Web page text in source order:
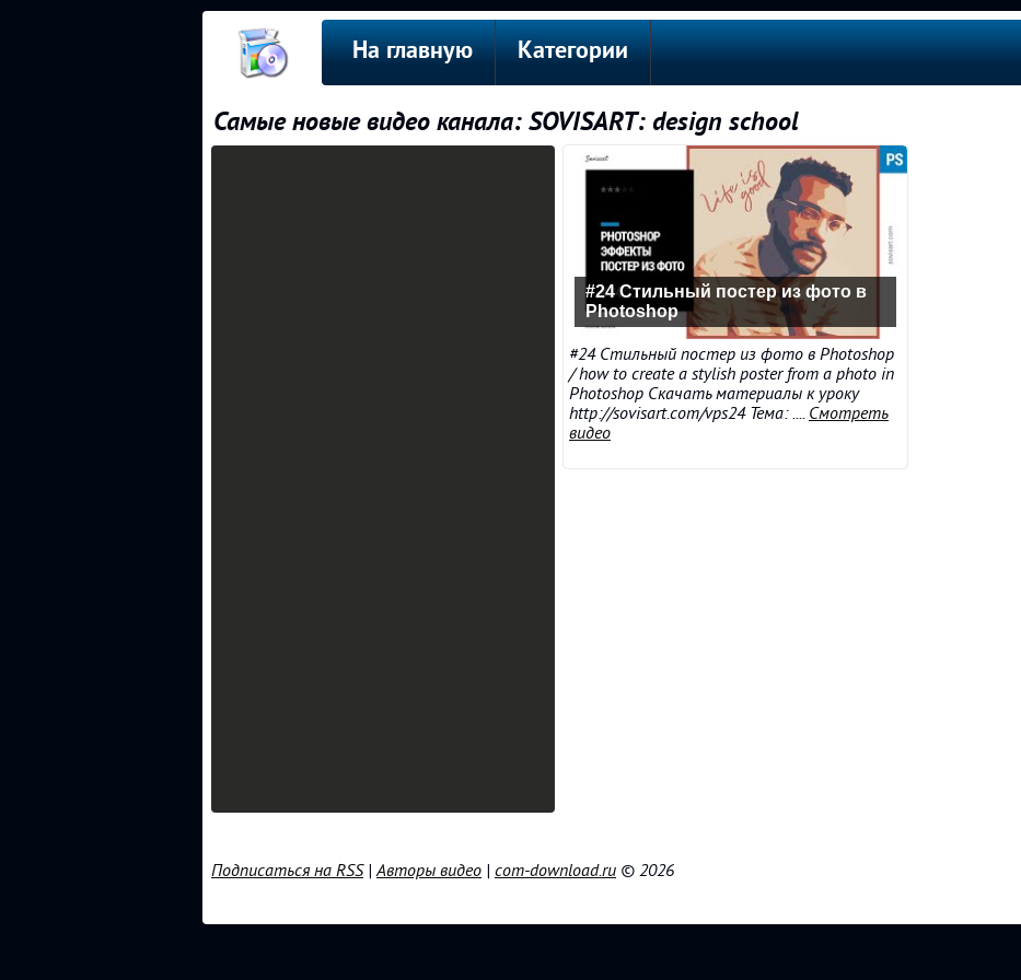
На главную Категории
Самые новые видео канала: SOVISART: design school
#24 Стильный постер из фото в
Photoshop
#24 Стильный постер из фото в Photoshop
/ how to create a stylish poster from a photo in
Photoshop Скачать материалы к уроку
http://sovisart.com/vps24 Тема: .... Смотреть
видео
Подписаться на RSS|Авторы видео | com-download.ru © 2026